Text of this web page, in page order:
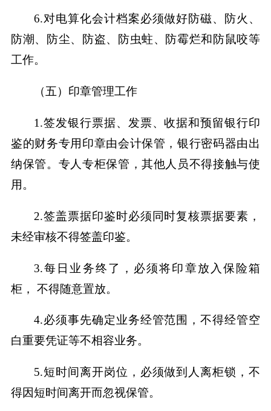
6.对电算化会计档案必须做好防磁、防火、
防潮、防尘、防盗、防虫蛀、防霉烂和防鼠咬等
工作。
（五）印章管理工作
1.签发银行票据、发票、收据和预留银行印
鉴的财务专用印章由会计保管，银行密码器由出
纳保管。专人专柜保管，其他人员不得接触与使
用。
2.签盖票据印鉴时必须同时复核票据要素，
未经审核不得签盖印鉴。
3.每日业务终了，必须将印章放入保险箱
柜， 不得随意置放。
4.必须事先确定业务经管范围，不得经管空
白重要凭证等不相容业务。
5.短时间离开岗位，必须做到人离柜锁，不
得因短时间离开而忽视保管。